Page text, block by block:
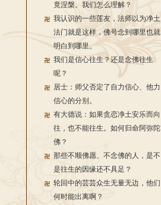
竟涅槃。我们怎么理解？
我认识的一些莲友，法师以为净土
法门就是这样，佛号念到哪里也就
明白到哪里。
我们是信心往生？还是念佛往生
呢？
居士：师父否定了自力信心、他力
信心的分别。
有大德说：如果贪恋净土安乐而向
往，也不能往生。如何归命阿弥陀
佛？
那些不顺佛愿、不念佛的人，是不
是往生的因缘还不具足？
轮回中的芸芸众生无量无边，他们
何时能出离啊？